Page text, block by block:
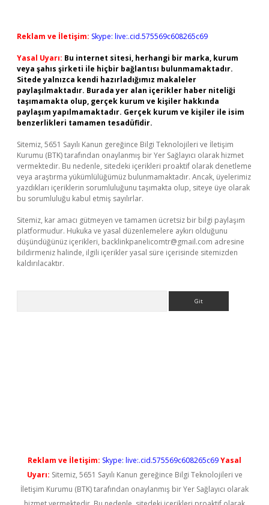
Reklam ve İletişim: Skype: live:.cid.575569c608265c69
Yasal Uyarı: Bu internet sitesi, herhangi bir marka, kurum
veya şahıs şirketi ile hiçbir bağlantısı bulunmamaktadır.
Sitede yalnızca kendi hazırladığımız makaleler
paylaşılmaktadır. Burada yer alan içerikler haber niteliği
taşımamakta olup, gerçek kurum ve kişiler hakkında
paylaşım yapılmamaktadır. Gerçek kurum ve kişiler ile isim
benzerlikleri tamamen tesadüfidir.
Sitemiz, 5651 Sayılı Kanun gereğince Bilgi Teknolojileri ve İletişim
Kurumu (BTK) tarafından onaylanmış bir Yer Sağlayıcı olarak hizmet
vermektedir. Bu nedenle, sitedeki içerikleri proaktif olarak denetleme
veya araştırma yükümlülüğümüz bulunmamaktadır. Ancak, üyelerimiz
yazdıkları içeriklerin sorumluluğunu taşımakta olup, siteye üye olarak
bu sorumluluğu kabul etmiş sayılırlar.
Sitemiz, kar amacı gütmeyen ve tamamen ücretsiz bir bilgi paylaşım
platformudur. Hukuka ve yasal düzenlemelere aykırı olduğunu
düşündüğünüz içerikleri, backlinkpanelicomtr@gmail.com adresine
bildirmeniz halinde, ilgili içerikler yasal süre içerisinde sitemizden
kaldırılacaktır.
Reklam ve İletişim: Skype: live:.cid.575569c608265c69Yasal
Uyarı: Sitemiz, 5651 Sayılı Kanun gereğince Bilgi Teknolojileri ve
İletişim Kurumu (BTK) tarafından onaylanmış bir Yer Sağlayıcı olarak